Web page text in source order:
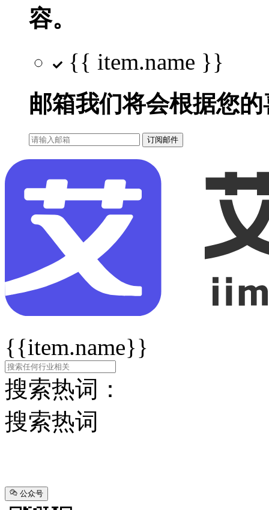
容。
{{ item.name }}
邮箱我们将会根据您
订阅邮件
{{item.name}}
搜索热词：
搜索热词
公众号